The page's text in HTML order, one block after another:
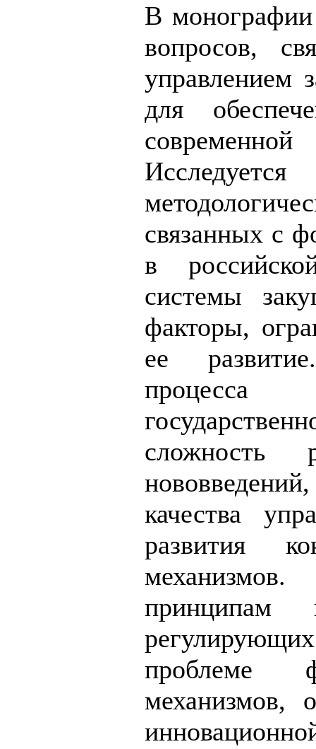
В монографии
вопросов,
управлением
для
связанных с
в
системы
факторы,
ее
процесса
сложность
качества
развития
проблеме
механизмов,